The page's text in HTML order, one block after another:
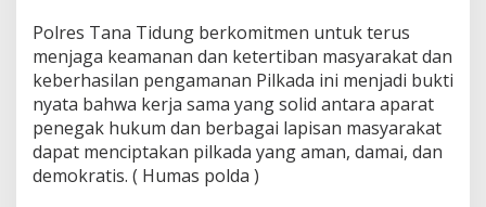
Polres Tana Tidung berkomitmen untuk terus
menjaga keamanan dan ketertiban masyarakat dan
keberhasilan pengamanan Pilkada ini menjadi bukti
nyata bahwa kerja sama yang solid antara aparat
penegak hukum dan berbagai lapisan masyarakat
dapat menciptakan pilkada yang aman, damai, dan
demokratis. ( Humas polda )